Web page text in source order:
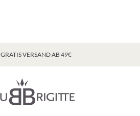
GRATIS VERSAND AB 49€